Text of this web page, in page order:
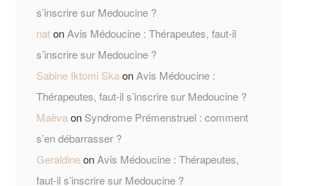
s’inscrire sur Medoucine ?
natonAvis Médoucine : Thérapeutes, faut-il
s’inscrire sur Medoucine ?
Sabine Iktomi SkaonAvis Médoucine :
Thérapeutes, faut-il s’inscrire sur Medoucine ?
Maëvaon Syndrome Prémenstruel : comment
s’en débarrasser ?
GeraldineonAvis Médoucine : Thérapeutes,
faut-il s’inscrire sur Medoucine ?